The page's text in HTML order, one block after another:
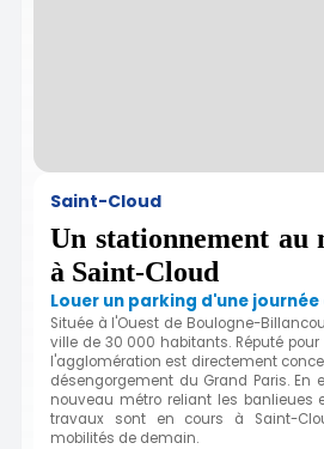
Saint-Cloud
Un stationnement
à Saint-Cloud
Louer un parking d'une
Située à l'Ouest de Boulogne-
ville de 30 000 habitants. Réputé
l'agglomération est directement
désengorgement du Grand Paris. En
nouveau métro reliant les banlieues
travaux sont en cours à Saint-
mobilités de demain.